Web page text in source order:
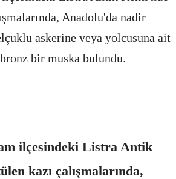
Anadolu'da nadir
askerine veya yolcusuna ait
bir muska bulundu.
ilçesindeki Listra Antik
kazı çalışmalarında,